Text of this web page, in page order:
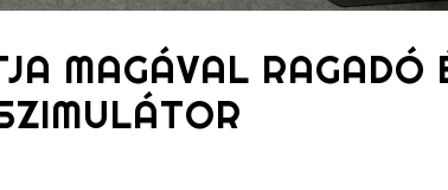
MAGÁVAL RAGADÓ